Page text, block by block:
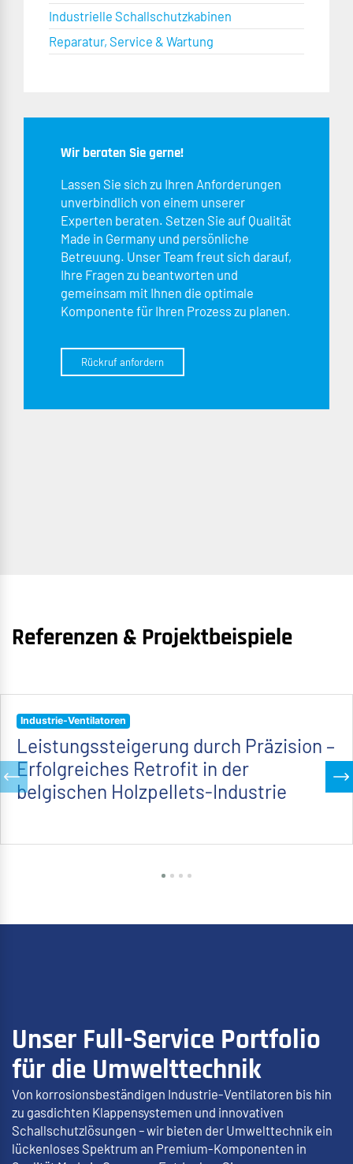
Industrielle Schallschutzkabinen
Reparatur, Service & Wartung
Wir beraten Sie gerne!
Lassen Sie sich zu Ihren Anforderungen
unverbindlich von einem unserer
Experten beraten. Setzen Sie auf Qualität
Made in Germany und persönliche
Betreuung. Unser Team freut sich darauf,
Ihre Fragen zu beantworten und
gemeinsam mit Ihnen die optimale
Komponente für Ihren Prozess zu planen.
Rückruf anfordern
Referenzen & Projektbeispiele
Industrie-Ventilatoren
Leistungssteigerung durch Präzision –
Erfolgreiches Retrofit in der
belgischen Holzpellets-Industrie
Unser Full-Service Portfolio
für die Umwelttechnik
Von korrosionsbeständigen Industrie-Ventilatoren bis hin
zu gasdichten Klappensystemen und innovativen
Schallschutzlösungen – wir bieten der Umwelttechnik ein
lückenloses Spektrum an Premium-Komponenten in